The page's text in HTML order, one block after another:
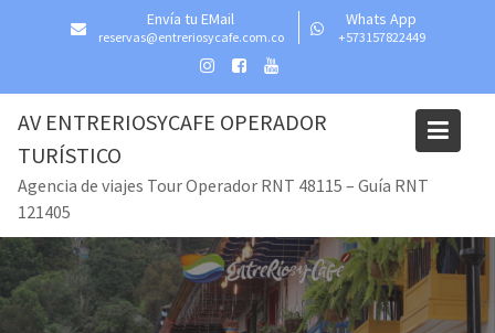
Envía tu EMail
reservas@entreriosycafe.com.co
Whats App
+573157822449
AV ENTRERIOSYCAFE OPERADOR
TURÍSTICO
Agencia de viajes Tour Operador RNT 48115 – Guía RNT
121405